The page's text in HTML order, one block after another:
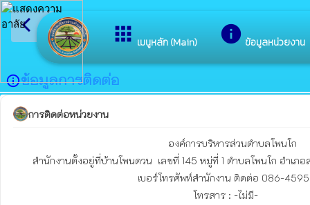
apps เมนูหลัก (Main) info ข้อมูลหน่วยงาน
arrow_back_ios กลับเมนูหลัก ยินดีต้อนรับสู่เว็บไซต์ข
info_outlineข้อมูลการติดต่อ
การติดต่อหน่วยงาน